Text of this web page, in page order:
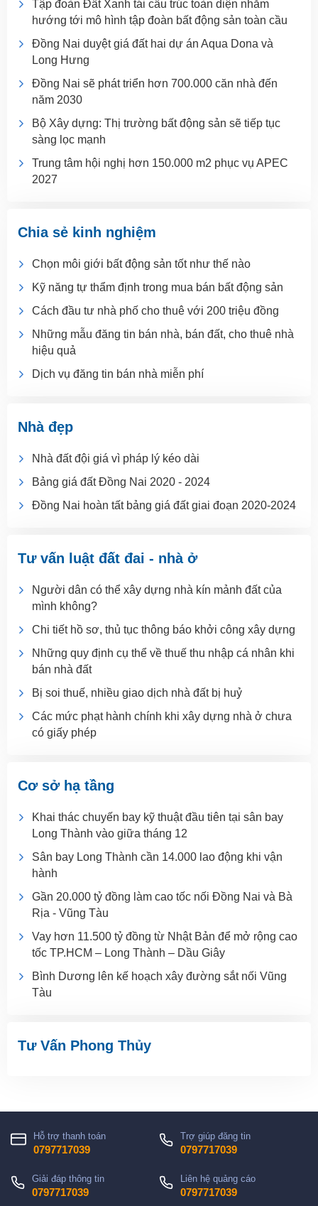
Tập đoàn Đất Xanh tái cấu trúc toàn diện nhằm
hướng tới mô hình tập đoàn bất động sản toàn cầu
Đồng Nai duyệt giá đất hai dự án Aqua Dona và
Long Hưng
Đồng Nai sẽ phát triển hơn 700.000 căn nhà đến
năm 2030
Bộ Xây dựng: Thị trường bất động sản sẽ tiếp tục
sàng lọc mạnh
Trung tâm hội nghị hơn 150.000 m2 phục vụ APEC
2027
Chia sẻ kinh nghiệm
Chọn môi giới bất động sản tốt như thế nào
Kỹ năng tự thẩm định trong mua bán bất động sản
Cách đầu tư nhà phố cho thuê với 200 triệu đồng
Những mẫu đăng tin bán nhà, bán đất, cho thuê nhà
hiệu quả
Dịch vụ đăng tin bán nhà miễn phí
Nhà đẹp
Nhà đất đội giá vì pháp lý kéo dài
Bảng giá đất Đồng Nai 2020 - 2024
Đồng Nai hoàn tất bảng giá đất giai đoạn 2020-2024
Tư vấn luật đất đai - nhà ở
Người dân có thể xây dựng nhà kín mảnh đất của
mình không?
Chi tiết hồ sơ, thủ tục thông báo khởi công xây dựng
Những quy định cụ thể về thuế thu nhập cá nhân khi
bán nhà đất
Bị soi thuế, nhiều giao dịch nhà đất bị huỷ
Các mức phạt hành chính khi xây dựng nhà ở chưa
có giấy phép
Cơ sở hạ tầng
Khai thác chuyến bay kỹ thuật đầu tiên tại sân bay
Long Thành vào giữa tháng 12
Sân bay Long Thành cần 14.000 lao động khi vận
hành
Gần 20.000 tỷ đồng làm cao tốc nối Đồng Nai và Bà
Rịa - Vũng Tàu
Vay hơn 11.500 tỷ đồng từ Nhật Bản để mở rộng cao
tốc TP.HCM – Long Thành – Dầu Giây
Bình Dương lên kế hoạch xây đường sắt nối Vũng
Tàu
Tư Vấn Phong Thủy
Hỗ trợ thanh toán
0797717039
Trợ giúp đăng tin
0797717039
Giải đáp thông tin
0797717039
Liên hệ quảng cáo
0797717039